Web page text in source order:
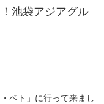
池袋アジアグル
ベト」に行って来まし